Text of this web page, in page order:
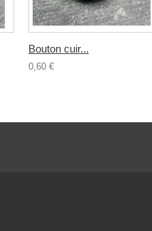
Bouton cuir...
0,60 €